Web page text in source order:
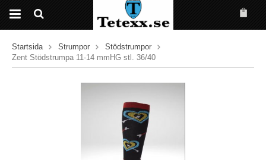
Startsida Strumpor
Stödstrumpor
Zent Stödstrumpa 11-14 mmHG stl. 36/40